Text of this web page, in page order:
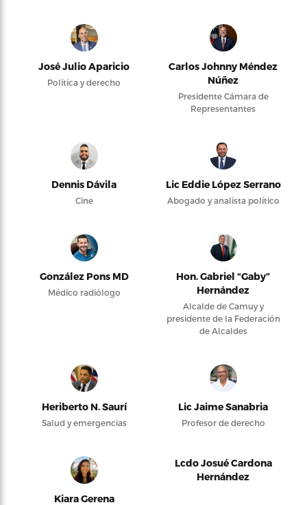
José Julio Aparicio
Política y derecho
Carlos Johnny Méndez
Núñez
Presidente Cámara de
Representantes
Dennis Dávila
Cine
Lic Eddie López Serrano
Abogado y analista político
González Pons MD
Médico radiólogo
Hon. Gabriel “Gaby”
Hernández
Alcalde de Camuy y
presidente de la Federación
de Alcaldes
Heriberto N. Saurí
Salud y emergencias
Lic Jaime Sanabria
Profesor de derecho
Kiara Gerena
Lcdo Josué Cardona
Hernández